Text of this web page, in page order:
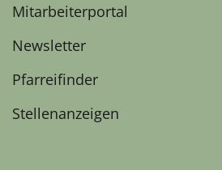
Mitarbeiterportal
Newsletter
Pfarreifinder
Stellenanzeigen